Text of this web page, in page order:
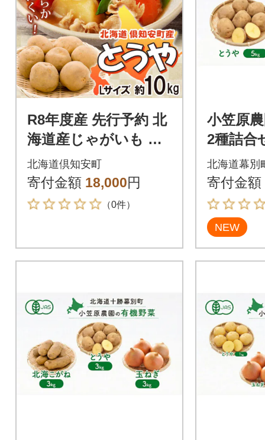
R8年度産 先行予約 北
海道産じゃがいも と
うや Lサイズ 約10kg
馬鈴薯 北海道倶知安
町
北海道倶知安町
寄付金額 18,000円
（0件）
小笠原
2種詰合
g・玉ね
荷先行
0]
北海道幕別
寄付金額
NEW